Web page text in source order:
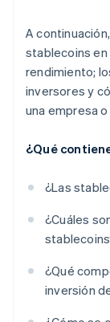
A
stablecoins
rendimiento;
inversores y
una empresa
¿Qué
¿Las
¿Cuáles
¿Qué
inversión